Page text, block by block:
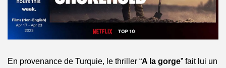
En provenance de Turquie, le thriller “A la gorge” fait lui un